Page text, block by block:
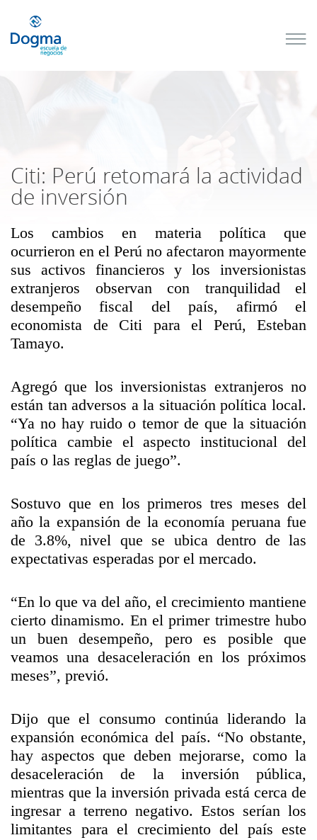
Citi: Perú retomará la actividad
de inversión
Los cambios en materia política que
ocurrieron en el Perú no afectaron mayormente
sus activos financieros y los inversionistas
extranjeros observan con tranquilidad el
desempeño fiscal del país, afirmó el
economista de Citi para el Perú, Esteban
Tamayo.
Agregó que los inversionistas extranjeros no
están tan adversos a la situación política local.
“Ya no hay ruido o temor de que la situación
política cambie el aspecto institucional del
país o las reglas de juego”.
Sostuvo que en los primeros tres meses del
año la expansión de la economía peruana fue
de 3.8%, nivel que se ubica dentro de las
expectativas esperadas por el mercado.
“En lo que va del año, el crecimiento mantiene
cierto dinamismo. En el primer trimestre hubo
un buen desempeño, pero es posible que
veamos una desaceleración en los próximos
meses”, previó.
Dijo que el consumo continúa liderando la
expansión económica del país. “No obstante,
hay aspectos que deben mejorarse, como la
desaceleración de la inversión pública,
mientras que la inversión privada está cerca de
ingresar a terreno negativo. Estos serían los
limitantes para el crecimiento del país este
próximos
Más Cursos